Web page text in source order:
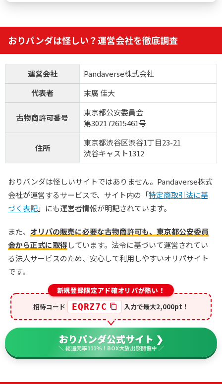
どっかん！トレカ公式サイトを見る
おりパンダ
新規限定アド確ガチャが6種類！
新規アド確で4,554coin以上獲得
ログボで無料ガチャが引ける
公式LINE連携で初回最大90％OFF！
おりパンダ公式サイトを見る
6
初回限定LINEクーポン配布中！
新規限定でアド確5種が引ける
下記招待コードで最大1,500コイン！
招待コード baxGPb
オリパワン公式サイトを見る
7
TVCM記念超還元イベント開幕
LINEクーポンで最大90%OFF
毎日無料ガチャが引ける
還元率115％超えのオリパが毎日登場！
オリくじ公式サイトを見る
おりパンダは怪しい？運営会社を徹底調査
運営会社
Pandaverse株式会社
代表者
末廣 佳大
古物商許可番号
東京都公安委員会
第302172615461号
住所
東京都渋谷区渋谷1丁目23-21
渋谷キャスト1312
おりパンダは怪しいサイトではありません。Pandaverse株式
会社が運営するサービスで、サイト内の「特定商取引法に基
づく表記」にも運営者情報が明記されています。
また、 オリパの販売に必要な古物商許可も、東京都公安委員
会から正式に取得しています。法令に基づいて運営されてい
る法人サービスのため、安心して利用しやすいオリパサイト
です。
新規登録限定アド確オリパが熱い！
招待コード
EQRZ7C 入力で最大2,000pt！
おりパンダ公式サイト ❯
＼ 総還元率111％！BOX大放出祭開催中 ／